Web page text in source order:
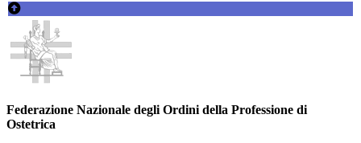
Federazione Nazionale degli Ordini della Professione di
Ostetrica